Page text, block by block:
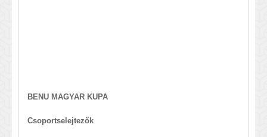
BENU MAGYAR KUPA
Csoportselejtezők